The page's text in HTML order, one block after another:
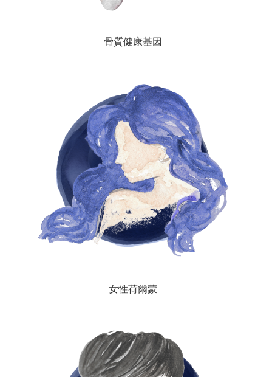
骨質健康基因
女性荷爾蒙